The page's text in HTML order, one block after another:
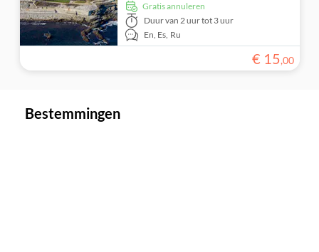
Gratis annuleren
Duurvan 2 uur tot 3 uur
En, Es, Ru
€ 15,00
Bestemmingen